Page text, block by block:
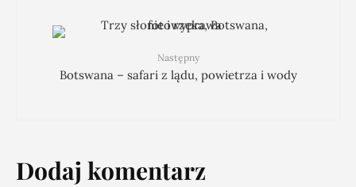
Następny
Botswana – safari z lądu, powietrza i wody
Dodaj komentarz